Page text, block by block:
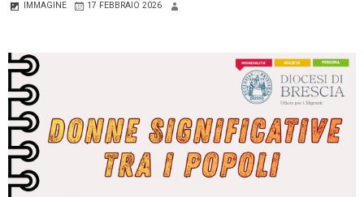
IMMAGINE 17 FEBBRAIO 2026